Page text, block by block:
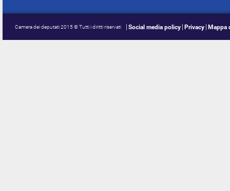
Camera dei deputati 2015 © Tutti i diritti riservati Social media policy Privacy Mappa